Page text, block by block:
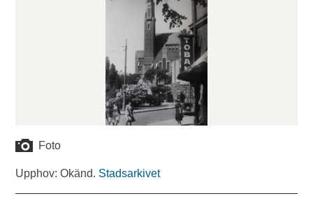
Foto
Upphov: Okänd. Stadsarkivet